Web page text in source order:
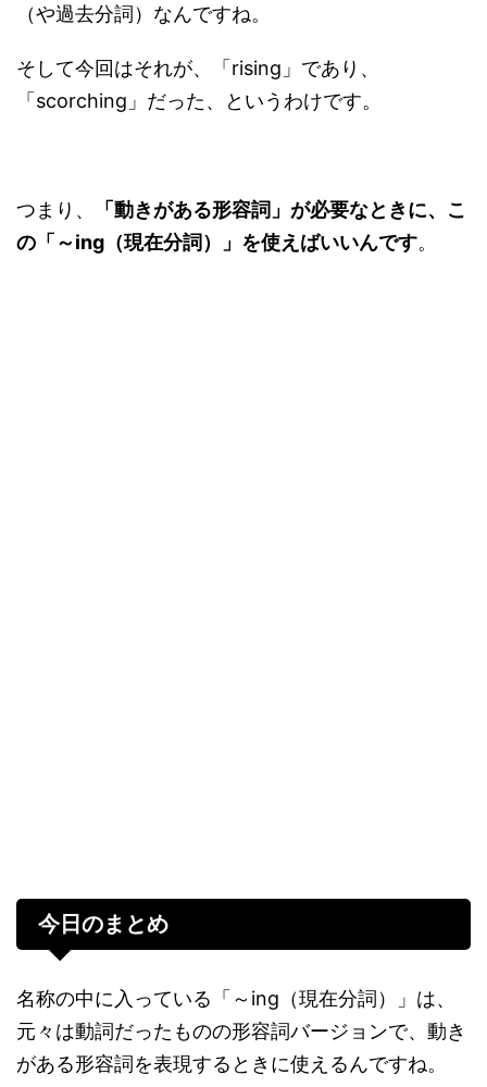
（や過去分詞）なんですね。
そして今回はそれが、「rising」であり、
「scorching」だった、というわけです。
つまり、
「動きがある形容詞」が必要なときに、こ
の「～ing（現在分詞）」を使えばいいんです。
今日のまとめ
名称の中に入っている「～ing（現在分詞）」は、
元々は動詞だったものの形容詞バージョンで、動き
がある形容詞を表現するときに使えるんですね。